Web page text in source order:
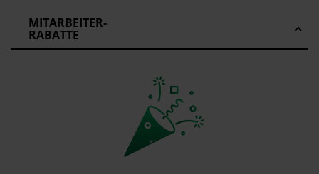
MITARBEITER-
RABATTE